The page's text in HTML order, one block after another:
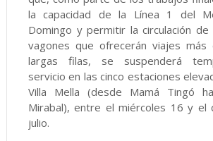
la capacidad de la Línea 1 del
Domingo y permitir la circulación
vagones que ofrecerán viajes más
largas filas, se suspenderá
servicio en las cinco estaciones
Villa Mella (desde Mamá Tingó
Mirabal), entre el miércoles 16 y el
julio.